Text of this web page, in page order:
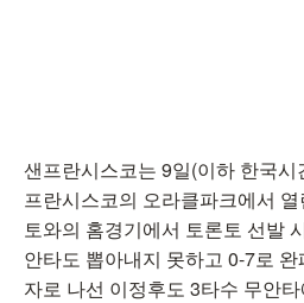
샌프란시스코는 9일(이하 한국
프란시스코의 오라클파크에서
토와의 홈경기에서 토론토 선발
안타도 뽑아내지 못하고 0-7로
자로 나선 이정후도 3타수 무안